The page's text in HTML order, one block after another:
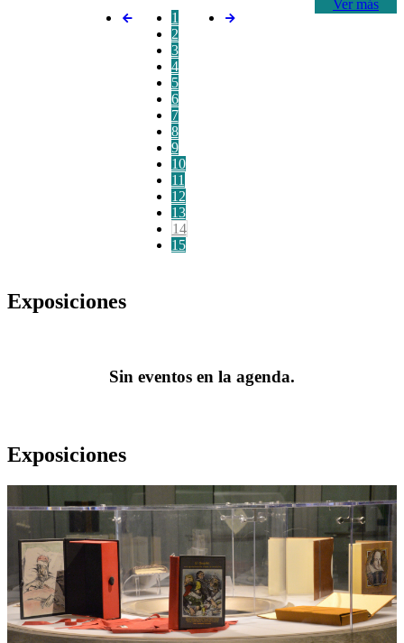
Ver más
1
2
3
4
5
6
7
8
9
10
11
12
13
14
15
Exposiciones
Sin eventos en la agenda.
Exposiciones